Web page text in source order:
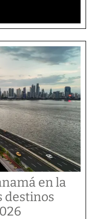
en la
destinos